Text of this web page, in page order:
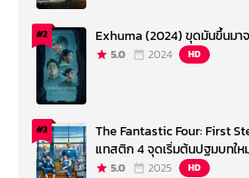
#2 Exhuma (2024) ขุดมันขึ้นมา
5.0 2024 HD
#3
The Fantastic Four: First
แทสติก 4 จุดเริ่มต้นปฐมบทให
5.0 2025 HD